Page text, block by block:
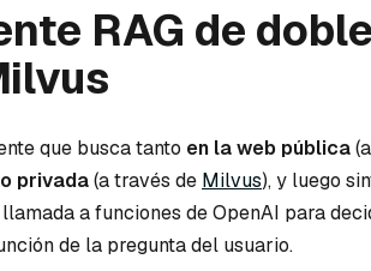
RAG de doble
que busca tanto en la web pública
privada(a través de Milvus), y luego
a funciones de OpenAI para
de la pregunta del usuario.